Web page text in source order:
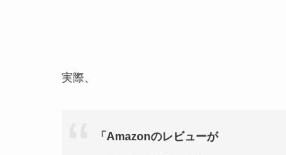
実際、
「Amazonのレビューが